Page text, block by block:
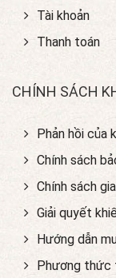
Tài khoản
Thanh toán
CHÍNH SÁCH
Phản hồi của
Chính sách
Chính sách
Giải quyết
Hướng dẫn
Phương thức